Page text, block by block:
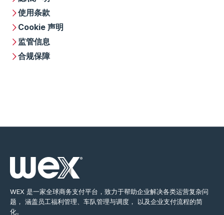
使用条款
Cookie 声明
监管信息
合规保障
WEX 是一家全球商务支付平台，致力于帮助企业解决各类运营复杂问
题， 涵盖员工福利管理、车队管理与调度， 以及企业支付流程的简
化。